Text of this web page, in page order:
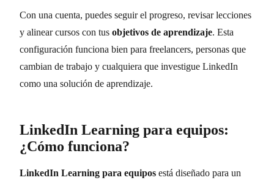
Con una cuenta, puedes seguir el progreso, revisar lecciones
y alinear cursos con tus objetivos de aprendizaje. Esta
configuración funciona bien para freelancers, personas que
cambian de trabajo y cualquiera que investigue LinkedIn
como una solución de aprendizaje.
LinkedIn Learning para equipos:
¿Cómo funciona?
LinkedIn Learning para equipos está diseñado para un